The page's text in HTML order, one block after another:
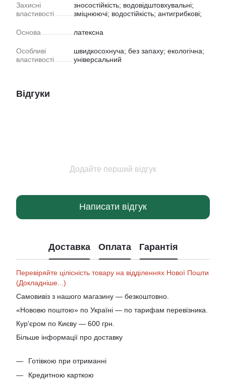
Захисні
властивості
зносостійкість; водовідштовхувальні;
зміцнюючі; водостійкість; антигрибкові;
Основа латексна
Особливі
властивості
швидкосохнуча; без запаху; екологічна;
універсальний
Відгуки
Додайте перший відгук
Написати відгук
Доставка Оплата Гарантія
Перевіряйте цілісність товару на відділеннях Нової Пошти
(Докладніше...)
Самовивіз з нашого магазину — безкоштовно.
«Нововю поштою» по Україні — по тарифам перевізника.
Кур'єром по Києву — 600 грн.
Більше інформації про доставку
Готівкою при отриманні
Кредитною карткою